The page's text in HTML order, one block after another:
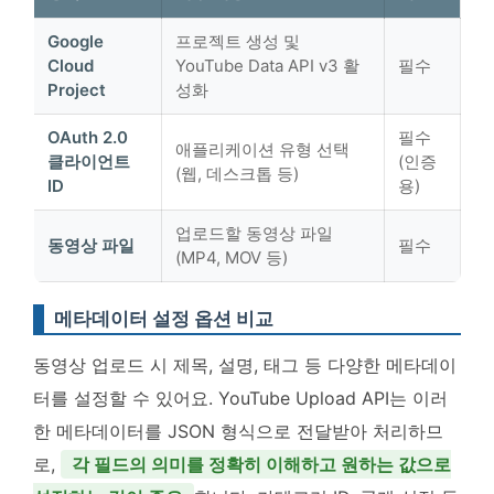
Google
Cloud
Project
프로젝트 생성 및
YouTube Data API v3 활
성화
필수
OAuth 2.0
클라이언트
ID
애플리케이션 유형 선택
(웹, 데스크톱 등)
필수
(인증
용)
동영상 파일
업로드할 동영상 파일
(MP4, MOV 등)
필수
메타데이터 설정 옵션 비교
동영상 업로드 시 제목, 설명, 태그 등 다양한 메타데이
터를 설정할 수 있어요. YouTube Upload API는 이러
한 메타데이터를 JSON 형식으로 전달받아 처리하므
로,
각 필드의 의미를 정확히 이해하고 원하는 값으로